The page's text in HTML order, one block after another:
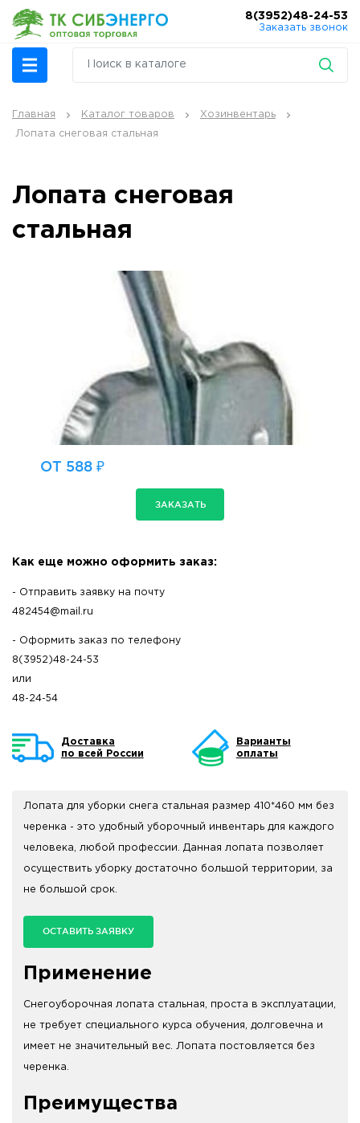
8(3952)48-24-53
Заказать звонок
Главная Каталог товаров Хозинвентарь
Лопата снеговая стальная
Лопата снеговая
стальная
ОТ 588 ₽
ЗАКАЗАТЬ
Как еще можно оформить заказ:
- Отправить заявку на почту
482454@mail.ru
- Оформить заказ по телефону
8(3952)48-24-53
или
48-24-54
Доставка
по всей России
Варианты
оплаты
Лопата для уборки снега стальная размер 410*460 мм без
черенка - это удобный уборочный инвентарь для каждого
человека, любой профессии. Данная лопата позволяет
осуществить уборку достаточно большой территории, за
не большой срок.
ОСТАВИТЬ ЗАЯВКУ
Применение
Снегоуборочная лопата стальная, проста в эксплуатации,
не требует специального курса обучения, долговечна и
имеет не значительный вес. Лопата постовляется без
черенка.
Преимущества